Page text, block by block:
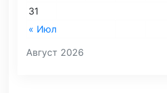
Август 2026
« Июл
31